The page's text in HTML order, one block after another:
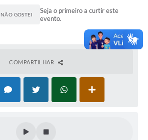
NÃO GOSTEI
Seja o primeiro a curtir este
evento.
COMPARTILHAR